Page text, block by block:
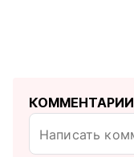
КОММЕНТАРИИ